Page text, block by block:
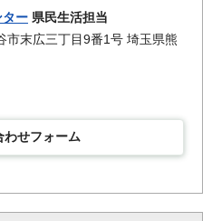
ター 県民生活担当
末広三丁目9番1号 埼玉県熊
わせフォーム